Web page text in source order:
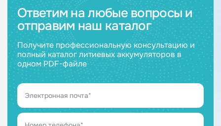
Ответим на любые вопросы и
отправим наш каталог
Получите профессиональную консультацию и
полный каталог литиевых аккумуляторов в
одном PDF-файле